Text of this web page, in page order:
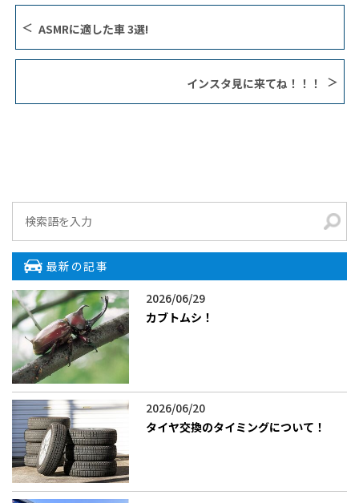
ASMRに適した車 3選!
インスタ見に来てね！！！
最新の記事
2026/06/29
カブトムシ！
2026/06/20
タイヤ交換のタイミングについて！